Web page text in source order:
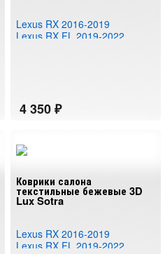
Lexus RX 2016-2019
Lexus RX FL 2019-2022
Коврики салона
текстильные бежевые 3D
Lux Sotra
Lexus RX 2016-2019
Lexus RX FL 2019-2022